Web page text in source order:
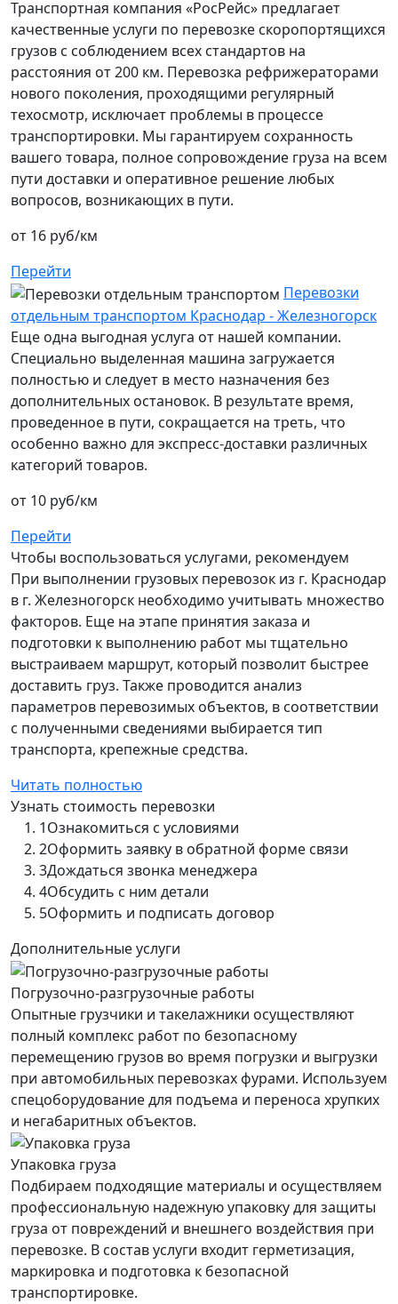
Транспортная компания «РосРейс» предлагает
качественные услуги по перевозке скоропортящихся
грузов с соблюдением всех стандартов на
расстояния от 200 км. Перевозка рефрижераторами
нового поколения, проходящими регулярный
техосмотр, исключает проблемы в процессе
транспортировки. Мы гарантируем сохранность
вашего товара, полное сопровождение груза на всем
пути доставки и оперативное решение любых
вопросов, возникающих в пути.
от 16 руб/км
Перейти
Перевозки
отдельным транспортом Краснодар - Железногорск
Еще одна выгодная услуга от нашей компании.
Специально выделенная машина загружается
полностью и следует в место назначения без
дополнительных остановок. В результате время,
проведенное в пути, сокращается на треть, что
особенно важно для экспресс-доставки различных
категорий товаров.
от 10 руб/км
Перейти
Чтобы воспользоваться услугами, рекомендуем
При выполнении грузовых перевозок из г. Краснодар
в г. Железногорск необходимо учитывать множество
факторов. Еще на этапе принятия заказа и
подготовки к выполнению работ мы тщательно
выстраиваем маршрут, который позволит быстрее
доставить груз. Также проводится анализ
параметров перевозимых объектов, в соответствии
с полученными сведениями выбирается тип
транспорта, крепежные средства.
Читать полностью
Узнать стоимость перевозки
1Ознакомиться с условиями
2Оформить заявку в обратной форме связи
3Дождаться звонка менеджера
4Обсудить с ним детали
5Оформить и подписать договор
Дополнительные услуги
Погрузочно-разгрузочные работы
Опытные грузчики и такелажники осуществляют
полный комплекс работ по безопасному
перемещению грузов во время погрузки и выгрузки
при автомобильных перевозках фурами. Используем
спецоборудование для подъема и переноса хрупких
и негабаритных объектов.
Упаковка груза
Подбираем подходящие материалы и осуществляем
профессиональную надежную упаковку для защиты
груза от повреждений и внешнего воздействия при
перевозке. В состав услуги входит герметизация,
маркировка и подготовка к безопасной
транспортировке.